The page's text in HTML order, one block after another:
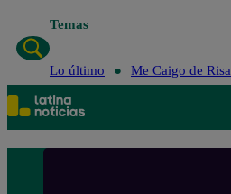
Temas
Lo último Me Caigo de Risa